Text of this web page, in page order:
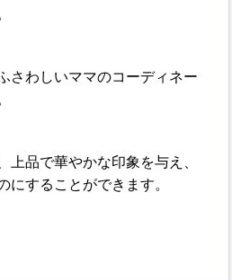
さわしいママのコーディネー
上品で華やかな印象を与え、
にすることができます。